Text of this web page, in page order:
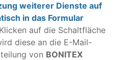
weiterer Dienste auf
in das Formular
auf die Schaltfläche
diese an die E-Mail-
von BONITEX